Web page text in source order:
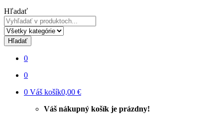
Hľadať
Hľadať
0
0
0 Váš košík0,00 €
Váš nákupný košík je prázdny!